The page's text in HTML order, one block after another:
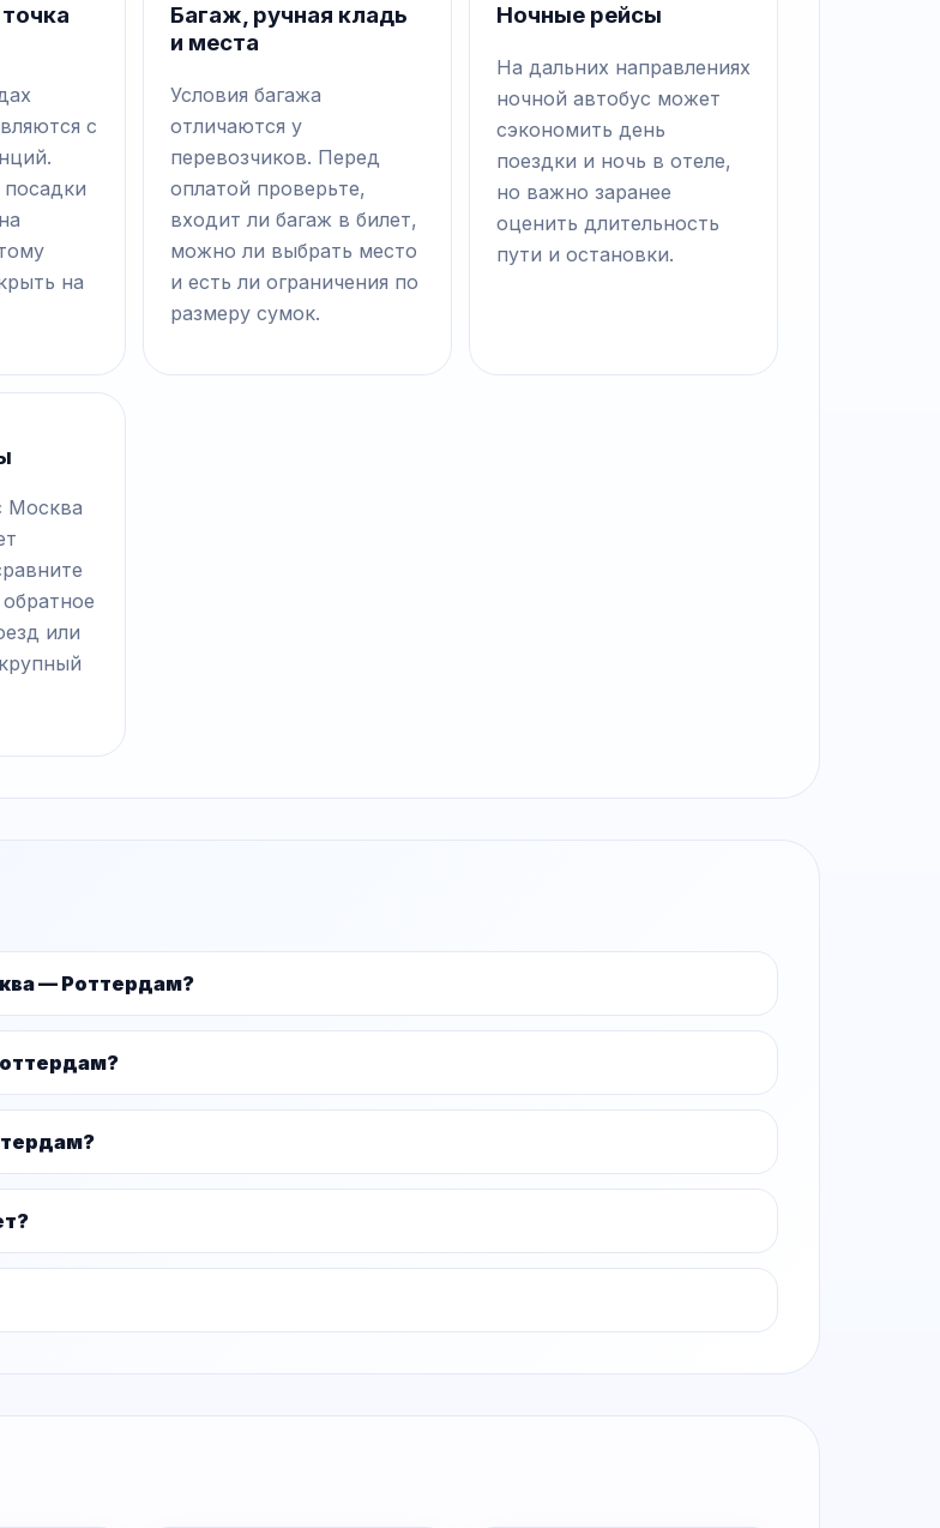
с
на
Багаж, ручная кладь
и места
Условия багажа
отличаются у
перевозчиков. Перед
оплатой проверьте,
входит ли багаж в билет,
можно ли выбрать место
и есть ли ограничения по
размеру сумок.
Ночные рейсы
На дальних направлениях
ночной автобус может
сэкономить день
поездки и ночь в отеле,
но важно заранее
оценить длительность
пути и остановки.
Москва
или
— Роттердам?